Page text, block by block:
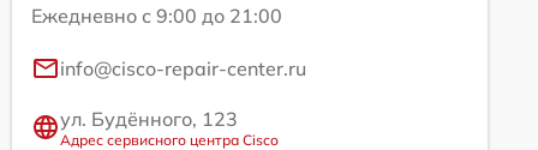
Ежедневно с 9:00 до 21:00
info@cisco-repair-center.ru
ул. Будённого, 123
Адрес сервисного центра Cisco